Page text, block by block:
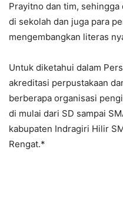
Prayitno dan tim,
di sekolah dan juga para
mengembangkan literas
Untuk diketahui dalam
akreditasi perpustakaan
berberapa organisasi
di mulai dari SD sampai
kabupaten Indragiri Hilir
Rengat.*